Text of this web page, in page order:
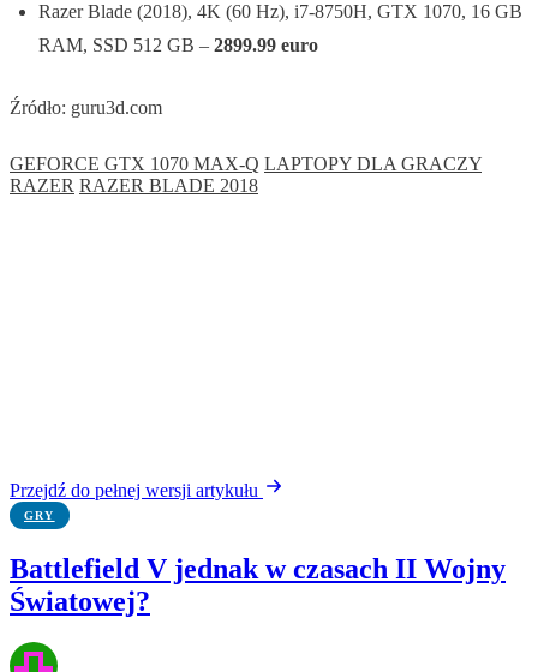
Razer Blade (2018), 4K (60 Hz), i7-8750H, GTX 1070, 16 GB
RAM, SSD 512 GB – 2899.99 euro
Źródło: guru3d.com
GEFORCE GTX 1070 MAX-Q LAPTOPY DLA GRACZY
RAZER RAZER BLADE 2018
Przejdź do pełnej wersji artykułu
GRY
Battlefield V jednak w czasach II Wojny
Światowej?